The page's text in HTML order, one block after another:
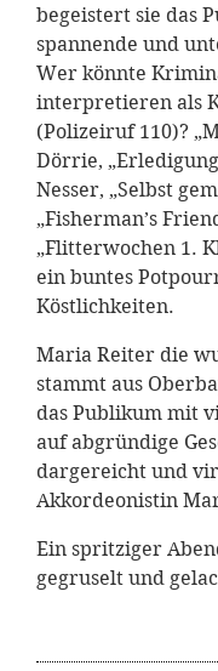
begeistert sie das
spannende und
Wer könnte
interpretieren als
(Polizeiruf 110)?
Dörrie,
Nesser, „Selbst
„Fisherman’s
„Flitterwochen 1.
ein buntes
Köstlichkeiten.
Maria Reiter die
stammt aus
das Publikum mit
auf abgründige
dargereicht und
Akkordeonistin
Ein spritziger
gegruselt und